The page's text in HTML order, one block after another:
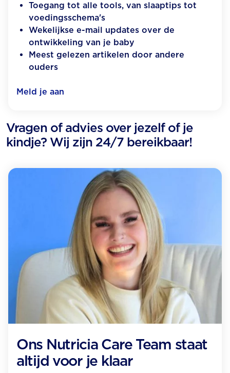
Toegang tot alle tools, van slaaptips tot
voedingsschema's
Wekelijkse e-mail updates over de
ontwikkeling van je baby
Meest gelezen artikelen door andere
ouders
Meld je aan
Vragen of advies over jezelf of je
kindje? Wij zijn 24/7 bereikbaar!
Ons Nutricia Care Team staat
altijd voor je klaar